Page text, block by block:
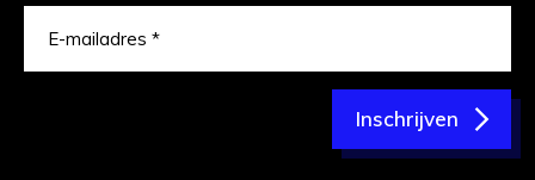
Inschrijven